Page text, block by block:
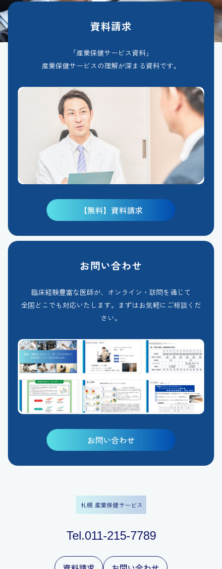
資料請求
「産業保健サービス資料」
産業保健サービスの理解が深まる資料です。
【無料】資料請求
お問い合わせ
臨床経験豊富な医師が、オンライン・訪問を通じて
全国どこでも対応いたします。まずはお気軽にご相談くだ
さい。
お問い合わせ
札幌 産業保健サービス
Tel.011-215-7789